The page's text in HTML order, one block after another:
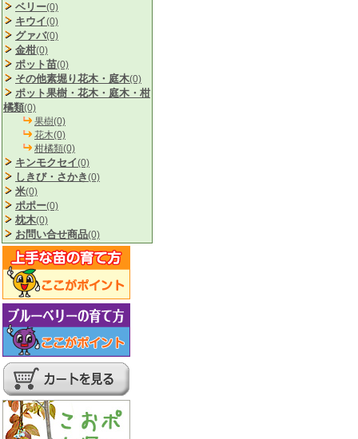
ベリー(0)
キウイ(0)
グァバ(0)
金柑(0)
ポット苗(0)
その他素堀り花木・庭木(0)
ポット果樹・花木・庭木・柑
橘類(0)
果樹(0)
花木(0)
柑橘類(0)
キンモクセイ(0)
しきび・さかき(0)
米(0)
ポポー(0)
枕木(0)
お問い合せ商品(0)